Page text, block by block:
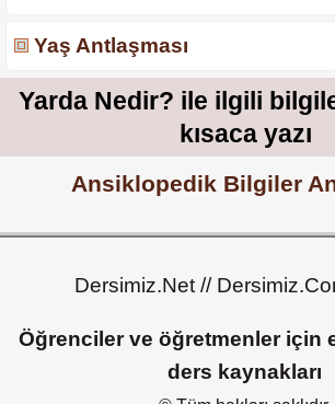
Yaş Antlaşması
Yarda Nedir? ile ilgili
kısaca yazı
Ansiklopedik Bilgiler
Dersimiz.Net //
Öğrenciler ve öğretmenler için
ders kaynakları